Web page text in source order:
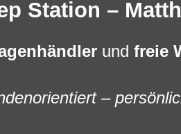
Station –
und freie
–